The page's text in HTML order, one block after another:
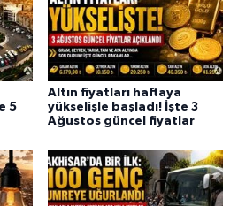
5
Altın fiyatları haftaya
yükselişle başladı! İşte 3
Ağustos güncel fiyatlar